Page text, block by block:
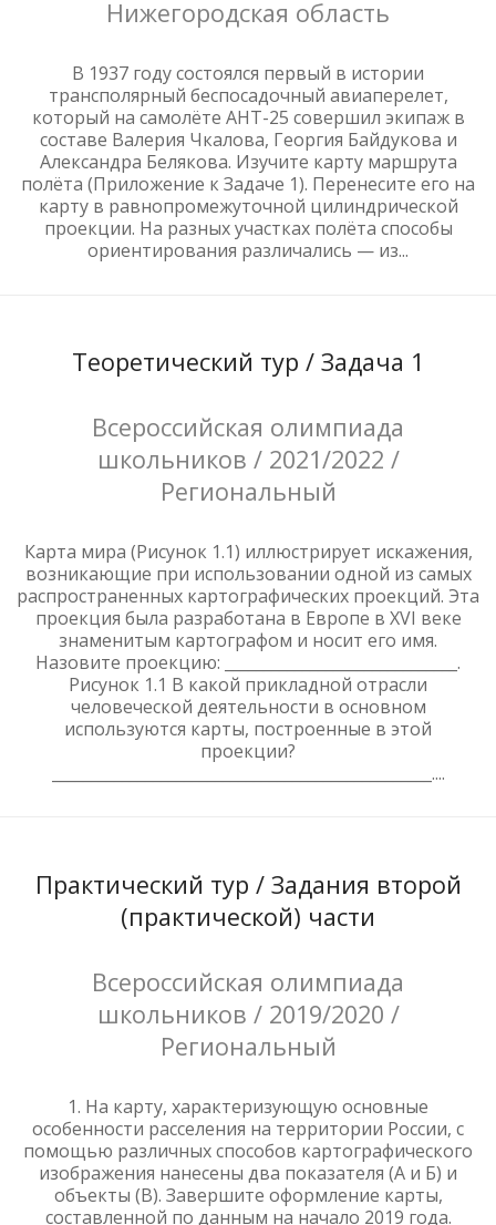
Нижегородская область
В 1937 году состоялся первый в истории
трансполярный беспосадочный авиаперелет,
который на самолёте АНТ-25 совершил экипаж в
составе Валерия Чкалова, Георгия Байдукова и
Александра Белякова. Изучите карту маршрута
полёта (Приложение к Задаче 1). Перенесите его на
карту в равнопромежуточной цилиндрической
проекции. На разных участках полёта способы
ориентирования различались — из...
Теоретический тур / Задача 1
Всероссийская олимпиада
школьников / 2021/2022 /
Региональный
Карта мира (Рисунок 1.1) иллюстрирует искажения,
возникающие при использовании одной из самых
распространенных картографических проекций. Эта
проекция была разработана в Европе в XVI веке
знаменитым картографом и носит его имя.
Назовите проекцию: ______________________________.
Рисунок 1.1 В какой прикладной отрасли
человеческой деятельности в основном
используются карты, построенные в этой
проекции?
_________________________________________________....
Практический тур / Задания второй
(практической) части
Всероссийская олимпиада
школьников / 2019/2020 /
Региональный
1. На карту, характеризующую основные
особенности расселения на территории России, с
помощью различных способов картографического
изображения нанесены два показателя (А и Б) и
объекты (В). Завершите оформление карты,
составленной по данным на начало 2019 года.